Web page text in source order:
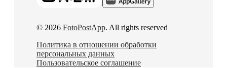
© 2026 FotoPostApp. All rights reserved
Политика в отношении обработки
персональных данных
Пользовательское соглашение